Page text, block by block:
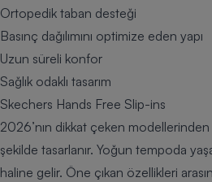
Ortopedik taban desteği
Basınç dağılımını optimize eden yapı
Uzun süreli konfor
Sağlık odaklı tasarım
Skechers Hands Free Slip-ins
2026’nın dikkat çeken
şekilde tasarlanır. Yoğun tempoda
haline gelir. Öne çıkan özellikleri